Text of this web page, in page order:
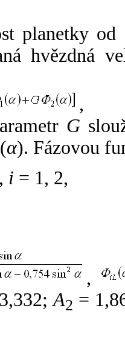
planetky od
hvězdná
,
G
(α). Fázovou
, i = 1, 2,
,
A2 =